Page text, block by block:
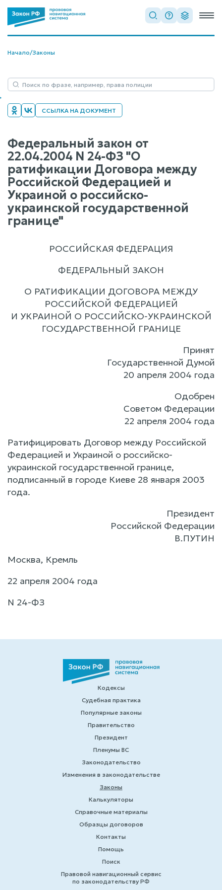
Начало/Законы
ССЫЛКА НА ДОКУМЕНТ
Федеральный закон от
22.04.2004 N 24-ФЗ "О
ратификации Договора между
Российской Федерацией и
Украиной о российско-
украинской государственной
границе"
РОССИЙСКАЯ ФЕДЕРАЦИЯ
ФЕДЕРАЛЬНЫЙ ЗАКОН
О РАТИФИКАЦИИ ДОГОВОРА МЕЖДУ
РОССИЙСКОЙ ФЕДЕРАЦИЕЙ
И УКРАИНОЙ О РОССИЙСКО-УКРАИНСКОЙ
ГОСУДАРСТВЕННОЙ ГРАНИЦЕ
Принят
Государственной Думой
20 апреля 2004 года
Одобрен
Советом Федерации
22 апреля 2004 года
Ратифицировать Договор между Российской
Федерацией и Украиной о российско-
украинской государственной границе,
подписанный в городе Киеве 28 января 2003
года.
Президент
Российской Федерации
В.ПУТИН
Москва, Кремль
22 апреля 2004 года
N 24-ФЗ
Кодексы
Судебная практика
Популярные законы
Правительство
Президент
Пленумы ВС
Законодательство
Изменения в законодательстве
Законы
Калькуляторы
Справочные материалы
Образцы договоров
Контакты
Помощь
Поиск
Правовой навигационный сервис
по законодательству РФ